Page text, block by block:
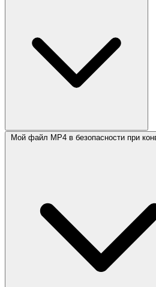
Мой файл MP4 в безопасности при